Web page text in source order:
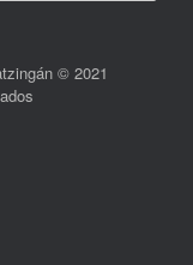
© 2021